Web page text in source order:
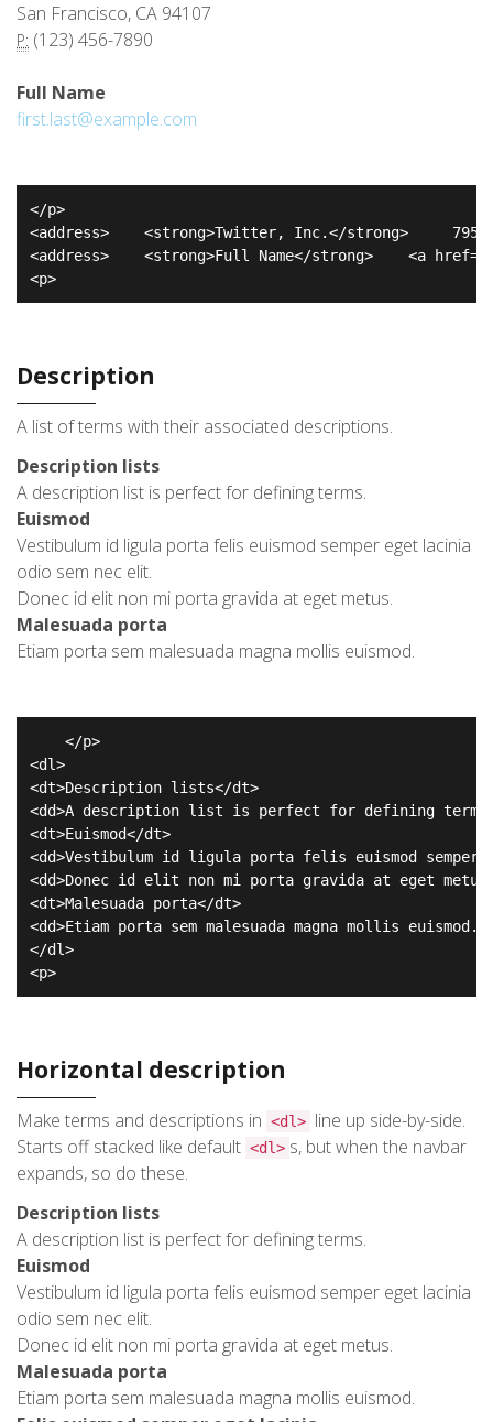
San Francisco, CA 94107
P: (123) 456-7890
Full Name
first.last@example.com
</p>
<address>    <strong>Twitter, Inc.</strong>     795
<address>    <strong>Full Name</strong>    <a
<p>
Description
A list of terms with their associated descriptions.
Description lists
A description list is perfect for defining terms.
Euismod
Vestibulum id ligula porta felis euismod semper eget lacinia
odio sem nec elit.
Donec id elit non mi porta gravida at eget metus.
Malesuada porta
Etiam porta sem malesuada magna mollis euismod.
    </p>
<dl>
<dt>Description lists</dt>
<dd>A description list is perfect for defining
<dt>Euismod</dt>
<dd>Vestibulum id ligula porta felis euismod
<dd>Donec id elit non mi porta gravida at eget
<dt>Malesuada porta</dt>
<dd>Etiam porta sem malesuada magna mollis
</dl>
<p>
Horizontal description
Make terms and descriptions in <dl> line up side-by-side.
Starts off stacked like default <dl> s, but when the navbar
expands, so do these.
Description lists
A description list is perfect for defining terms.
Euismod
Vestibulum id ligula porta felis euismod semper eget lacinia
odio sem nec elit.
Donec id elit non mi porta gravida at eget metus.
Malesuada porta
Etiam porta sem malesuada magna mollis euismod.